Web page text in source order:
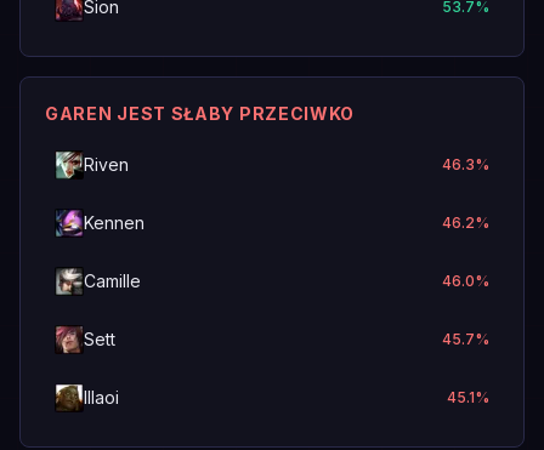
Sion 53.7%
GAREN JEST SŁABY PRZECIWKO
Riven 46.3%
Kennen 46.2%
Camille 46.0%
Sett 45.7%
Illaoi 45.1%